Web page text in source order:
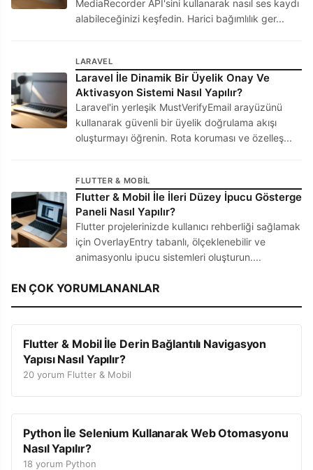
MediaRecorder API'sini kullanarak nasıl ses kaydı
alabileceğinizi keşfedin. Harici bağımlılık ger...
LARAVEL
Laravel İle Dinamik Bir Üyelik Onay Ve
Aktivasyon Sistemi Nasıl Yapılır?
Laravel'in yerleşik MustVerifyEmail arayüzünü
kullanarak güvenli bir üyelik doğrulama akışı
oluşturmayı öğrenin. Rota koruması ve özelleş...
FLUTTER & MOBIL
Flutter & Mobil İle İleri Düzey İpucu Gösterge
Paneli Nasıl Yapılır?
Flutter projelerinizde kullanıcı rehberliği sağlamak
için OverlayEntry tabanlı, ölçeklenebilir ve
animasyonlu ipucu sistemleri oluşturun....
EN ÇOK YORUMLANANLAR
Flutter & Mobil İle Derin Bağlantılı Navigasyon
Yapısı Nasıl Yapılır?
20 yorum Flutter & Mobil
Python İle Selenium Kullanarak Web Otomasyonu
Nasıl Yapılır?
18 yorum Python